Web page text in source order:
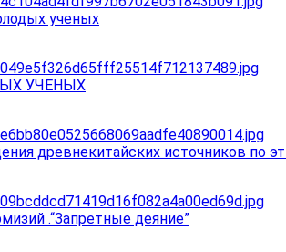
ученых
УЧЕНЫХ
древнекитайских источников по
.“Запретные деяние”